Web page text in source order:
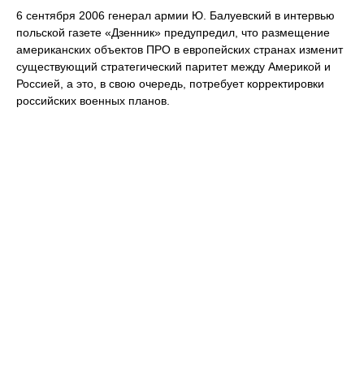
6 сентября 2006 генерал армии Ю. Балуевский в интервью
польской газете «Дзенник» предупредил, что размещение
американских объектов ПРО в европейских странах изменит
существующий стратегический паритет между Америкой и
Россией, а это, в свою очередь, потребует корректировки
российских военных планов.